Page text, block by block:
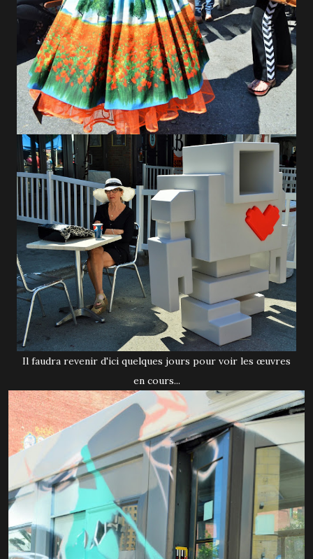
Il faudra revenir d'ici quelques jours pour voir les œuvres
en cours...